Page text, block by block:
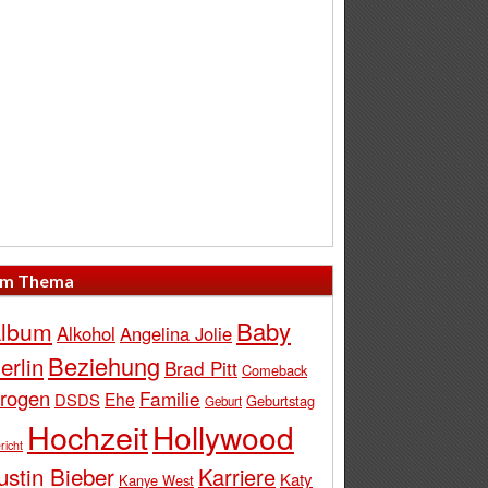
Thema
Alkohol Angelina Jolie Baby
Beziehung Brad Pitt Comeback
DSDS Ehe Familie Geburt Geburtstag
HochzeitHollywood
Bieber Kanye West Karriere Katy